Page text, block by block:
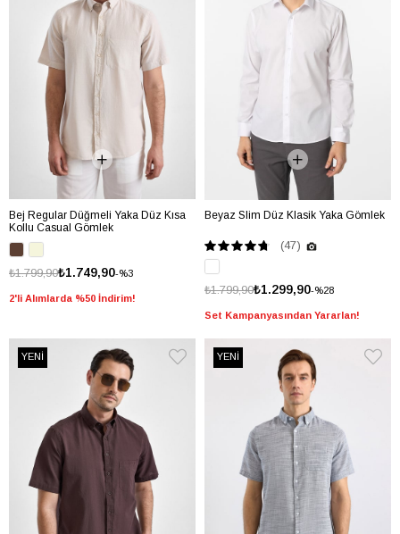
Bej Regular Düğmeli Yaka Düz Kısa
Kollu Casual Gömlek
%3
₺1.749,90
₺1.799,90
2'li Alımlarda %50 İndirim!
Beyaz Slim Düz Klasik Yaka Gömlek
(47)
%28
₺1.299,90
₺1.799,90
Set Kampanyasından Yararlan!
YENİ YENİ